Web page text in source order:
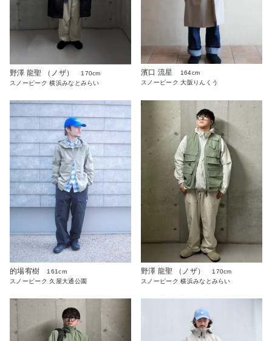
野澤 龍聖 （ノザ）
170cm
スノーピーク 横浜みなとみらい
濱口 流星
164cm
スノーピーク 大阪りんくう
的場宥樹
161cm
スノーピーク 久屋大通公園
野澤 龍聖 （ノザ）
170cm
スノーピーク 横浜みなとみらい